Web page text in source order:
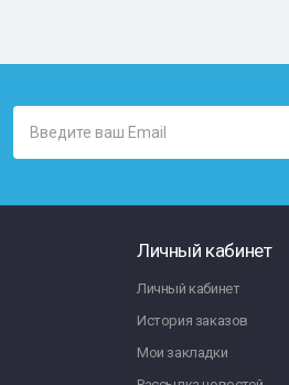
Личный кабинет
Личный кабинет
История заказов
Мои закладки